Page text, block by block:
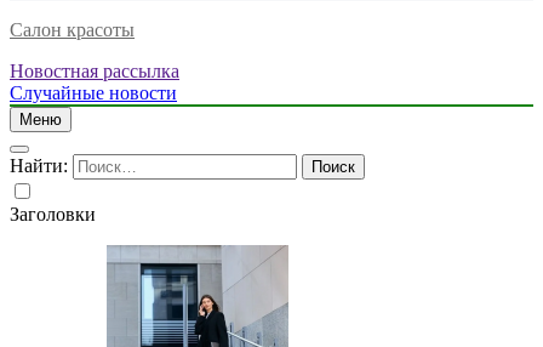
Салон красоты
Новостная рассылка
Случайные новости
Меню
Найти:
Заголовки